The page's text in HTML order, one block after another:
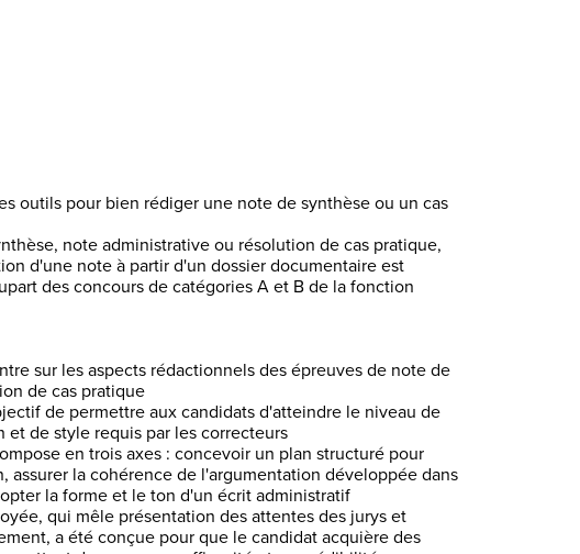
outils pour bien rédiger une note de synthèse ou un cas
note administrative ou résolution de cas pratique,
d'une note à partir d'un dossier documentaire est
des concours de catégories A et B de la fonction
sur les aspects rédactionnels des épreuves de note de
de cas pratique
de permettre aux candidats d'atteindre le niveau de
et de style requis par les correcteurs
en trois axes : concevoir un plan structuré pour
assurer la cohérence de l'argumentation développée dans
la forme et le ton d'un écrit administratif
qui mêle présentation des attentes des jurys et
a été conçue pour que le candidat acquière des